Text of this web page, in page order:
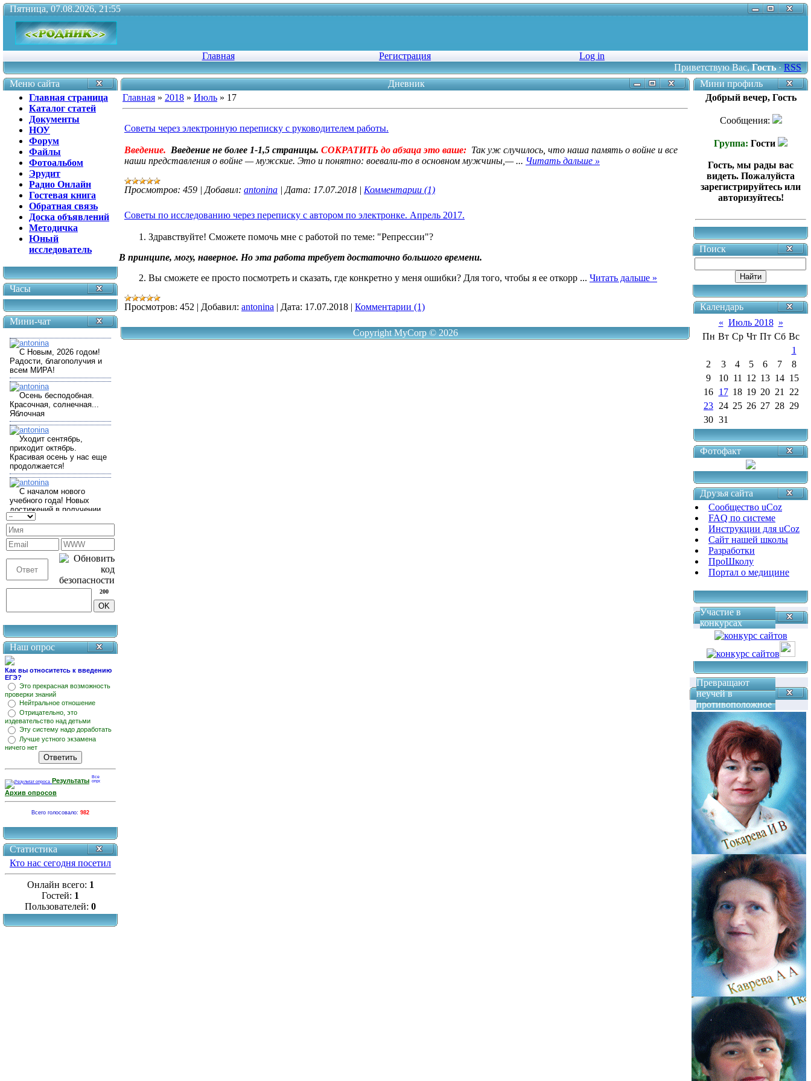
Пятница, 07.08.2026, 21:55
Главная Регистрация
Log in
Приветствую Вас,Гость·RSS
Меню сайта
Главная страница
Каталог статей
Документы
НОУ
Форум
Файлы
Фотоальбом
Эрудит
Радио Онлайн
Гостевая книга
Обратная связь
Доска объявлений
Методичка
Юный
исследователь
Часы
Мини-чат
200
Наш опрос
Как вы относитетсь к введению
ЕГЭ?
Это прекрасная возможность
проверки знаний
Нейтральное отношение
Отрицательно, это
издевательство над детьми
Эту систему надо доработать
Лучше устного экзамена
ничего нет
Результаты
Архив опросов
Всего голосовало: 982
Статистика
Кто нас сегодня посетил
Онлайн всего: 1
Гостей: 1
Пользователей: 0
Дневник
Главная » 2018 » Июль » 17
Советы через электронную переписку с руководителем работы.
Введение. Введение не более 1-1,5 страницы. СОКРАТИТЬ до абзаца это ваше: Так уж случилось, что наша память о войне и все
на­ши представления о войне — мужские. Это и понятно: воевали-то в основном мужчины,—... Читать дальше »
Просмотров: 459 | Добавил: antonina | Дата: 17.07.2018 | Комментарии (1)
Советы по исследованию через переписку с автором по электронке. Апрель 2017.
Здравствуйте! Сможете помочь мне с работой по теме: "Репрессии"?
В принципе, могу, наверное. Но эта работа требует достаточно большого времени.
Вы сможете ее просто посмотреть и сказать, где конкретно у меня ошибки? Для того, чтобы я ее откорр ... Читать дальше »
Просмотров: 452 | Добавил: antonina | Дата: 17.07.2018 | Комментарии (1)
Copyright MyCorp © 2026
Мини профиль
Добрый вечер, Гость
Сообщения:
Группа: Гости
Гость, мы рады вас
видеть. Пожалуйста
зарегистрируйтесь или
авторизуйтесь!
Поиск
Календарь
« Июль 2018 »
Пн Вт Ср Чт Пт Сб Вс
1
2
3 4 5 6 7
8
9
10 11 12 13 14 15
16 17 18 19 20 21
22
23 24 25 26 27 28 29
30 31
Фотофакт
Друзья сайта
Сообщество uCoz
FAQ по системе
Инструкции для uCoz
Сайт нашей школы
Разработки
ПроШколу
Портал о медицине
Участие в
конкурсах
Превращают
неучей в
противоположное